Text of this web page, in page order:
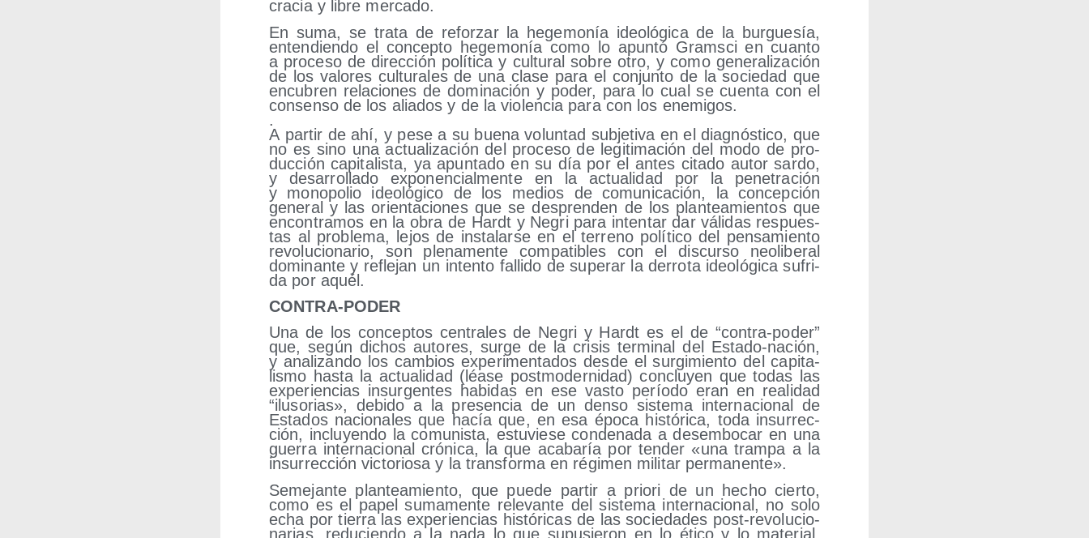
cra­cia y libre mercado.
En suma, se tra­ta de refor­zar la hege­mo­nía ideo­ló­gi­ca de la bur­gue­sía,
enten­dien­do el con­cep­to hege­mo­nía como lo apun­tó Grams­ci en cuan­to
a pro­ce­so de direc­ción polí­ti­ca y cul­tu­ral sobre otro, y como gene­ra­li­za­ción
de los valo­res cul­tu­ra­les de una cla­se para el con­jun­to de la socie­dad que
encu­bren rela­cio­nes de domi­na­ción y poder, para lo cual se cuen­ta con el
con­sen­so de los alia­dos y de la vio­len­cia para con los enemigos.
.
A par­tir de ahí, y pese a su bue­na volun­tad sub­je­ti­va en el diag­nós­ti­co, que
no es sino una actua­li­za­ción del pro­ce­so de legi­ti­ma­ción del modo de pro­
duc­ción capi­ta­lis­ta, ya apun­ta­do en su día por el antes cita­do autor sar­do,
y desa­rro­lla­do expo­nen­cial­men­te en la actua­li­dad por la pene­tra­ción
y mono­po­lio ideo­ló­gi­co de los medios de comu­ni­ca­ción, la con­cep­ción
gene­ral y las orien­ta­cio­nes que se des­pren­den de los plan­tea­mien­tos que
encon­tra­mos en la obra de Hardt y Negri para inten­tar dar váli­das res­pues­
tas al pro­ble­ma, lejos de ins­ta­lar­se en el terreno polí­ti­co del pen­sa­mien­to
revo­lu­cio­na­rio, son ple­na­men­te com­pa­ti­bles con el dis­cur­so neo­li­be­ral
domi­nan­te y refle­jan un inten­to falli­do de supe­rar la derro­ta ideo­ló­gi­ca sufri­
da por aquél.
CONTRA-PODER
Una de los con­cep­tos cen­tra­les de Negri y Hardt es el de “con­tra-poder”
que, según dichos auto­res, sur­ge de la cri­sis ter­mi­nal del Esta­do-nación,
y ana­li­zan­do los cam­bios expe­ri­men­ta­dos des­de el sur­gi­mien­to del capi­ta­
lis­mo has­ta la actua­li­dad (léa­se post­mo­der­ni­dad) con­clu­yen que todas las
expe­rien­cias insur­gen­tes habi­das en ese vas­to perío­do eran en reali­dad
“ilu­so­rias», debi­do a la pre­sen­cia de un den­so sis­te­ma inter­na­cio­nal de
Esta­dos nacio­na­les que hacía que, en esa épo­ca his­tó­ri­ca, toda insu­rrec­
ción, inclu­yen­do la comu­nis­ta, estu­vie­se con­de­na­da a desem­bo­car en una
gue­rra inter­na­cio­nal cró­ni­ca, la que aca­ba­ría por ten­der «una tram­pa a la
insu­rrec­ción vic­to­rio­sa y la trans­for­ma en régi­men mili­tar permanente».
Seme­jan­te plan­tea­mien­to, que pue­de par­tir a prio­ri de un hecho cier­to,
como es el papel suma­men­te rele­van­te del sis­te­ma inter­na­cio­nal, no solo
echa por tie­rra las expe­rien­cias his­tó­ri­cas de las socie­da­des post-revo­lu­cio­
na­rias, redu­cien­do a la nada lo que supu­sie­ron en lo éti­co y lo mate­rial,